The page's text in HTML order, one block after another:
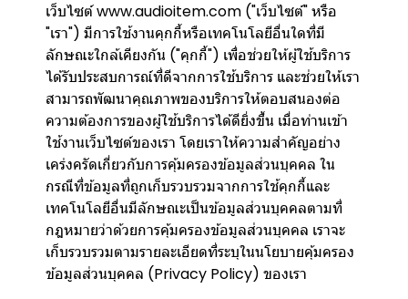
เว็บไซต์ www.audioitem.com ("เว็บไซต์" หรือ
"เรา") มีการใช้งานคุกกี้หรือเทคโนโลยีอื่นใดที่มี
ลักษณะใกล้เคียงกัน ("คุกกี้") เพื่อช่วยให้ผู้ใช้บริการ
ได้รับประสบการณ์ที่ดีจากการใช้บริการ และช่วยให้เรา
สามารถพัฒนาคุณภาพของบริการให้ตอบสนองต่อ
ความต้องการของผู้ใช้บริการได้ดียิ่งขึ้น เมื่อท่านเข้า
ใช้งานเว็บไซต์ของเรา โดยเราให้ความสำคัญอย่าง
เคร่งครัดเกี่ยวกับการคุ้มครองข้อมูลส่วนบุคคล ใน
กรณีที่ข้อมูลที่ถูกเก็บรวบรวมจากการใช้คุกกี้และ
เทคโนโลยีอื่นมีลักษณะเป็นข้อมูลส่วนบุคคลตามที่
กฎหมายว่าด้วยการคุ้มครองข้อมูลส่วนบุคคล เราจะ
เก็บรวบรวมตามรายละเอียดที่ระบุในนโยบายคุ้มครอง
ข้อมูลส่วนบุคคล (Privacy Policy) ของเรา